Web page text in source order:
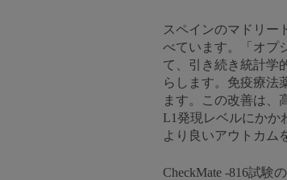
スペインのマドリー
べています。「オプ
て、引き続き統計学
らします。免疫療法
ます。この改善は、
L1発現レベルにかか
より良いアウトカム
CheckMate -816試験